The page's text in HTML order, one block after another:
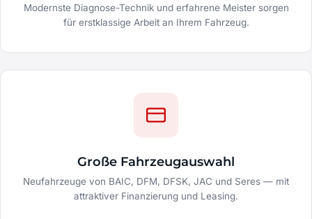
Modernste Diagnose-Technik und erfahrene Meister sorgen
für erstklassige Arbeit an Ihrem Fahrzeug.
Große Fahrzeugauswahl
Neufahrzeuge von BAIC, DFM, DFSK, JAC und Seres — mit
attraktiver Finanzierung und Leasing.